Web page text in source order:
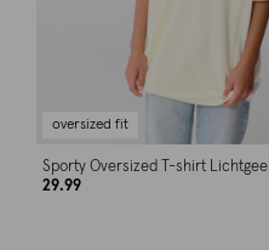
oversized fit
Sporty Oversized T-shirt Lichtgeel
29.99